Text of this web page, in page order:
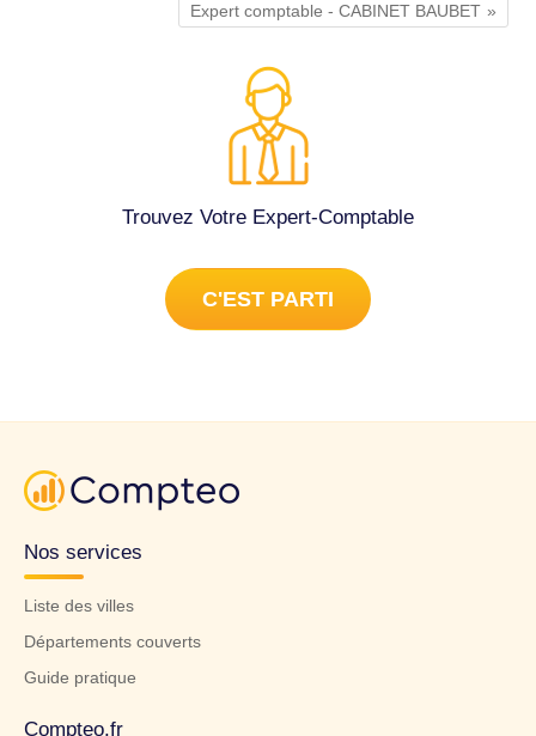
Expert comptable - CABINET BAUBET
Trouvez Votre Expert-Comptable
C'EST PARTI
Nos services
Liste des villes
Départements couverts
Guide pratique
Compteo.fr